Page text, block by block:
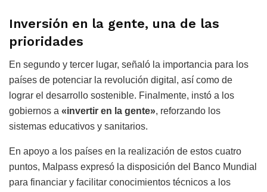
Inversión en la gente, una de las
prioridades
En segundo y tercer lugar, señaló la importancia para los
países de potenciar la revolución digital, así como de
lograr el desarrollo sostenible. Finalmente, instó a los
gobiernos a «invertir en la gente», reforzando los
sistemas educativos y sanitarios.
En apoyo a los países en la realización de estos cuatro
puntos, Malpass expresó la disposición del Banco Mundial
para financiar y facilitar conocimientos técnicos a los